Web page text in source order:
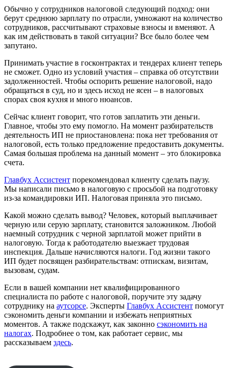
Обычно у сотрудников налоговой следующий подход: они
берут среднюю зарплату по отрасли, умножают на количество
сотрудников, рассчитывают страховые взносы и вменяют. А
как им действовать в такой ситуации? Все было более чем
запутано.
Принимать участие в госконтрактах и тендерах клиент теперь
не сможет. Одно из условий участия – справка об отсутствии
задолженностей. Чтобы оспорить решение налоговой, надо
обращаться в суд, но и здесь исход не ясен – в налоговых
спорах своя кухня и много нюансов.
Сейчас клиент говорит, что готов заплатить эти деньги.
Главное, чтобы это ему помогло. На момент разбирательств
деятельность ИП не приостановлена: пока нет требования от
налоговой, есть только предложение предоставить документы.
Самая большая проблема на данный момент – это блокировка
счета.
Главбух Ассистент порекомендовал клиенту сделать паузу.
Мы написали письмо в налоговую с просьбой на подготовку
из-за командировки ИП. Налоговая приняла это письмо.
Какой можно сделать вывод? Человек, который выплачивает
черную или серую зарплату, становится заложником. Любой
наемный сотрудник с черной зарплатой может прийти в
налоговую. Тогда к работодателю выезжает трудовая
инспекция. Дальше начисляются налоги. Год жизни такого
ИП будет посвящен разбирательствам: отпискам, визитам,
вызовам, судам.
Если в вашей компании нет квалифицированного
специалиста по работе с налоговой, поручите эту задачу
сотруднику на аутсорсе. Эксперты Главбух Ассистент помогут
сэкономить деньги компании и избежать неприятных
моментов. А также подскажут, как законно сэкономить на
налогах. Подробнее о том, как работает сервис, мы
рассказываем здесь.